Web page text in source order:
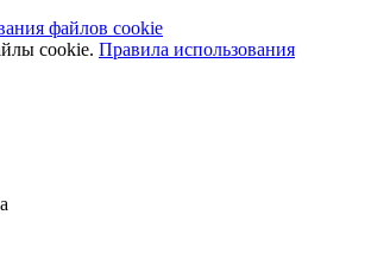
файлов cookie
cookie. Правила использования